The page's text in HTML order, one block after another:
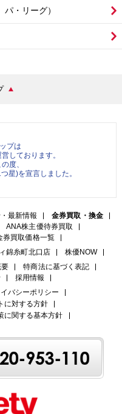
・リーグ）
プは
しております。
度、
星)を宣言しました。
最新情報
金券買取・換金
ANA株主優待券買取
券買取価格一覧
錦糸町北口店
株優NOW
要
特商法に基づく表記
採用情報
バシーポリシー
に対する方針
に関する基本方針